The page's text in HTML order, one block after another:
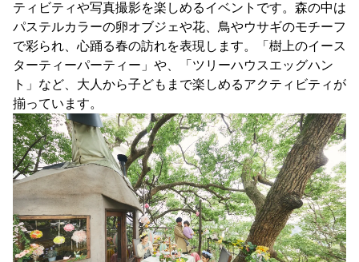
ティビティや写真撮影を楽しめるイベントです。森の中は
パステルカラーの卵オブジェや花、鳥やウサギのモチーフ
で彩られ、心踊る春の訪れを表現します。「樹上のイース
ターティーパーティー」や、「ツリーハウスエッグハン
ト」など、大人から子どもまで楽しめるアクティビティが
揃っています。